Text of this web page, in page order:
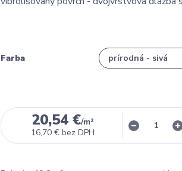
Farba
20,54 €/m²
16,70 € bez DPH